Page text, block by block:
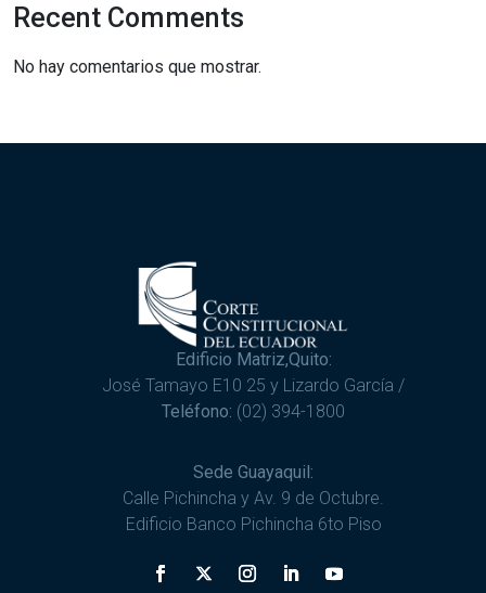
Recent Comments
No hay comentarios que mostrar.
Edificio Matriz,Quito:
José Tamayo E10 25 y Lizardo García /
Teléfono: (02) 394-1800
Sede Guayaquil:
Calle Pichincha y Av. 9 de Octubre.
Edificio Banco Pichincha 6to Piso